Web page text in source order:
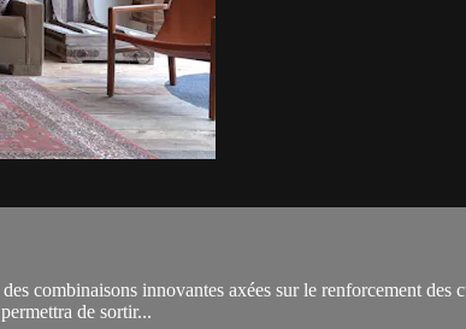
combinaisons innovantes axées sur le renforcement
de sortir...